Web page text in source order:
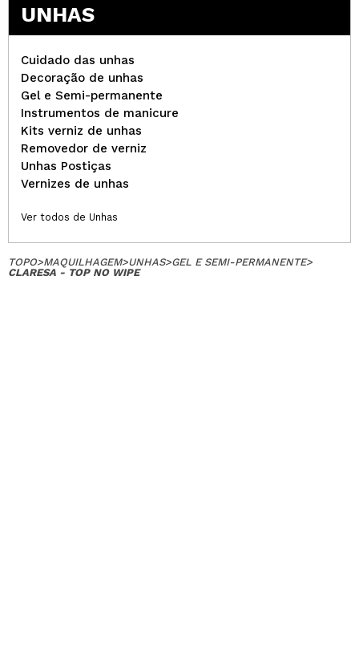
UNHAS
Cuidado das unhas
Decoração de unhas
Gel e Semi-permanente
Instrumentos de manicure
Kits verniz de unhas
Removedor de verniz
Unhas Postiças
Vernizes de unhas
Ver todos de Unhas
TOPO>MAQUILHAGEM>UNHAS>GEL E SEMI-PERMANENTE>
CLARESA - TOP NO WIPE